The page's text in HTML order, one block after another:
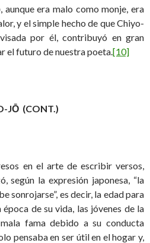
era malo como monje, era
y el simple hecho de que Chiyo-
por él, contribuyó en gran
el futuro de nuestra poeta.[10]
JŌ (CONT.)
en el arte de escribir versos,
según la expresión japonesa, “la
sonrojarse”, es decir, la edad para
de su vida, las jóvenes de la
fama debido a su conducta
pensaba en ser útil en el hogar y,